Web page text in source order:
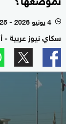
l 4 يونيو 2026 - 07:25 بتوقيت أبوظبي
سكاي نيوز عربية -